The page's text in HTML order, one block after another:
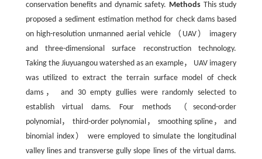
conservation benefits and dynamic safety. Methods This study
proposed a sediment estimation method for check dams based
on high-resolution unmanned aerial vehicle （UAV） imagery
and three-dimensional surface reconstruction technology.
Taking the Jiuyuangou watershed as an example， UAV imagery
was utilized to extract the terrain surface model of check
dams， and 30 empty gullies were randomly selected to
establish virtual dams. Four methods （second-order
polynomial， third-order polynomial， smoothing spline， and
binomial index） were employed to simulate the longitudinal
valley lines and transverse gully slope lines of the virtual dams.